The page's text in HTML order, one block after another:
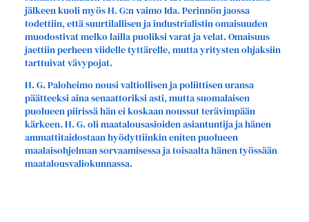
jälkeen kuoli myös H. G:n vaimo Ida. Perinnön jaossa
todettiin, että suurtilallisen ja industrialistin omaisuuden
muodostivat melko lailla puoliksi varat ja velat. Omaisuus
jaettiin perheen viidelle tyttärelle, mutta yritysten ohjaksiin
tarttuivat vävypojat.
H. G. Paloheimo nousi valtiollisen ja poliittisen uransa
päätteeksi aina senaattoriksi asti, mutta suomalaisen
puolueen piirissä hän ei koskaan noussut terävimpään
kärkeen. H. G. oli maatalousasioiden asiantuntija ja hänen
ammattitaidostaan hyödyttiinkin eniten puolueen
maalaisohjelman sorvaamisessa ja toisaalta hänen työssään
maatalousvaliokunnassa.